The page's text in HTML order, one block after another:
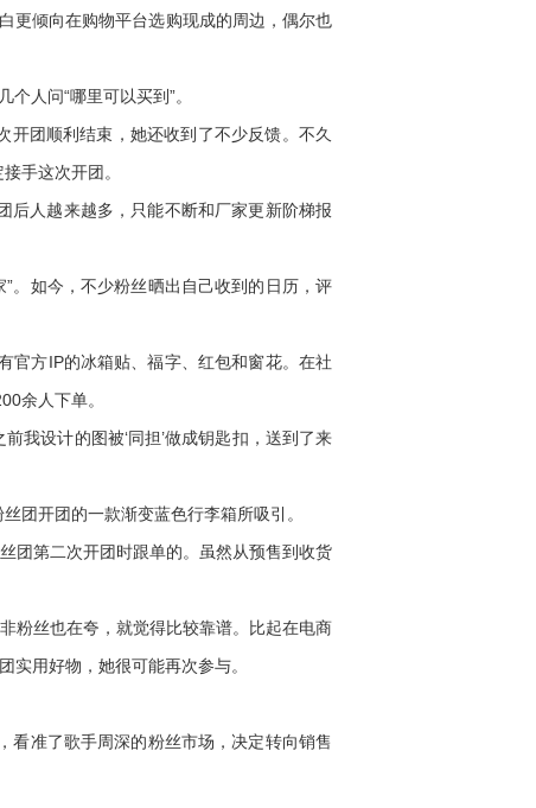
更倾向在购物平台选购现成的周边，偶尔也
人问“哪里可以买到”。
团顺利结束，她还收到了不少反馈。不久
手这次开团。
人越来越多，只能不断和厂家更新阶梯报
如今，不少粉丝晒出自己收到的日历，评
方IP的冰箱贴、福字、红包和窗花。在社
余人下单。
我设计的图被‘同担’做成钥匙扣，送到了来
团开团的一款渐变蓝色行李箱所吸引。
团第二次开团时跟单的。虽然从预售到收货
粉丝也在夸，就觉得比较靠谱。比起在电商
实用好物，她很可能再次参与。
准了歌手周深的粉丝市场，决定转向销售